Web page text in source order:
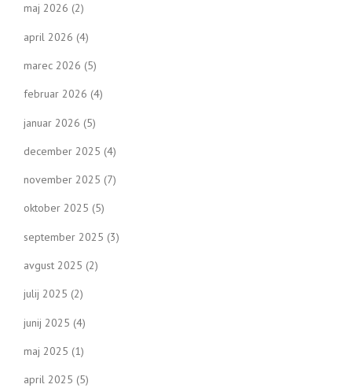
a
v
i
g
a
i
o
n
maj 2026 (2)
april 2026 (4)
marec 2026 (5)
februar 2026 (4)
januar 2026 (5)
december 2025 (4)
november 2025 (7)
oktober 2025 (5)
september 2025 (3)
avgust 2025 (2)
julij 2025 (2)
junij 2025 (4)
maj 2025 (1)
april 2025 (5)